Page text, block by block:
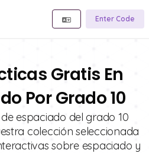
Enter Code
Gratis En
Por Grado 10
espaciado del grado 10
colección seleccionada
sobre espaciado y